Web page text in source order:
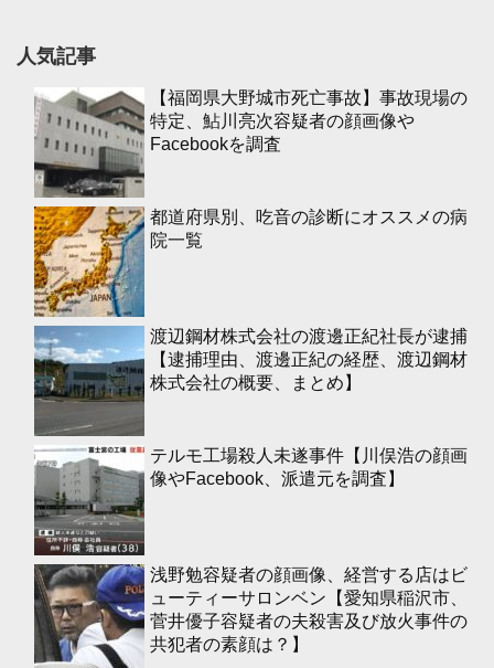
人気記事
【福岡県大野城市死亡事故】事故現場の
特定、鮎川亮次容疑者の顔画像や
Facebookを調査
都道府県別、吃音の診断にオススメの病
院一覧
渡辺鋼材株式会社の渡邊正紀社長が逮捕
【逮捕理由、渡邊正紀の経歴、渡辺鋼材
株式会社の概要、まとめ】
テルモ工場殺人未遂事件【川俣浩の顔画
像やFacebook、派遣元を調査】
浅野勉容疑者の顔画像、経営する店はビ
ューティーサロンベン【愛知県稲沢市、
菅井優子容疑者の夫殺害及び放火事件の
共犯者の素顔は？】